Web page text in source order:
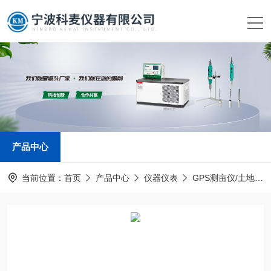
产品中心
当前位置： 首页 产品中心 仪器仪表 GPS测亩仪/土地面积测量仪